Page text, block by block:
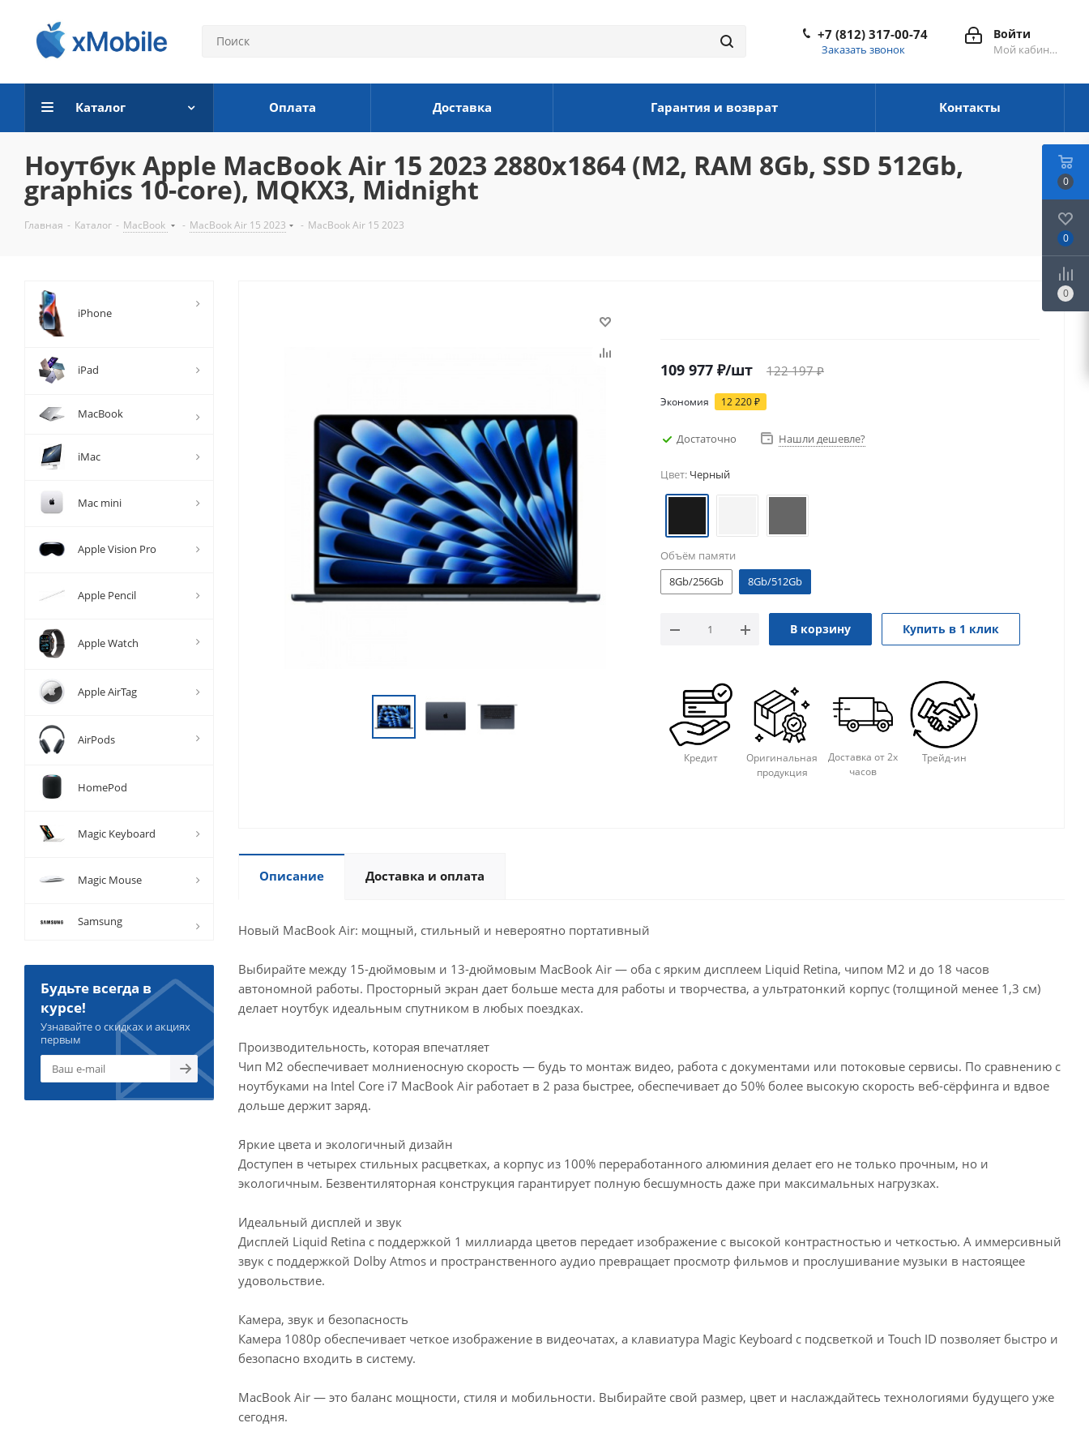
Войти
Мой кабинет
+7 (812) 317-00-74
Заказать звонок
Каталог Оплата Доставка Гарантия и возврат Контакты
Ноутбук Apple MacBook Air 15 2023 2880x1864 (M2, RAM 8Gb, SSD 512Gb,
graphics 10-core), MQKX3, Midnight
Главная - Каталог - MacBook - MacBook Air 15 2023 - MacBook Air 15 2023
109 977 ₽/шт 122 197₽
Экономия 12 220₽
Достаточно Нашли дешевле?
Цвет: Черный
Объём памяти
8Gb/256Gb
8Gb/512Gb
В корзину Купить в 1 клик
Кредит
Оригинальная
продукция
Доставка от 2х
часов
Трейд-ин
Описание Доставка и оплата
Новый MacBook Air: мощный, стильный и невероятно портативный
Выбирайте между 15-дюймовым и 13-дюймовым MacBook Air — оба с ярким дисплеем Liquid Retina, чипом M2 и до 18 часов
автономной работы. Просторный экран дает больше места для работы и творчества, а ультратонкий корпус (толщиной менее 1,3 см)
делает ноутбук идеальным спутником в любых поездках.
Производительность, которая впечатляет
Чип M2 обеспечивает молниеносную скорость — будь то монтаж видео, работа с документами или потоковые сервисы. По сравнению с
ноутбуками на Intel Core i7 MacBook Air работает в 2 раза быстрее, обеспечивает до 50% более высокую скорость веб-сёрфинга и вдвое
дольше держит заряд.
Яркие цвета и экологичный дизайн
Доступен в четырех стильных расцветках, а корпус из 100% переработанного алюминия делает его не только прочным, но и
экологичным. Безвентиляторная конструкция гарантирует полную бесшумность даже при максимальных нагрузках.
Идеальный дисплей и звук
Дисплей Liquid Retina с поддержкой 1 миллиарда цветов передает изображение с высокой контрастностью и четкостью. А иммерсивный
звук с поддержкой Dolby Atmos и пространственного аудио превращает просмотр фильмов и прослушивание музыки в настоящее
удовольствие.
Камера, звук и безопасность
Камера 1080p обеспечивает четкое изображение в видеочатах, а клавиатура Magic Keyboard с подсветкой и Touch ID позволяет быстро и
безопасно входить в систему.
MacBook Air — это баланс мощности, стиля и мобильности. Выбирайте свой размер, цвет и наслаждайтесь технологиями будущего уже
сегодня.
iPhone
iPad
MacBook
iMac
Mac mini
Apple Vision Pro
Apple Pencil
Apple Watch
Apple AirTag
AirPods
HomePod
Magic Keyboard
Magic Mouse
Samsung
Будьте всегда в
курсе!
Узнавайте о скидках и акциях
первым
0
0
0